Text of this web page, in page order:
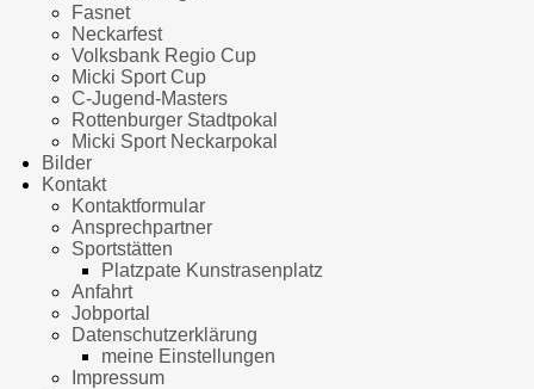
Fasnet
Neckarfest
Volksbank Regio Cup
Micki Sport Cup
C-Jugend-Masters
Rottenburger Stadtpokal
Micki Sport Neckarpokal
Bilder
Kontakt
Kontaktformular
Ansprechpartner
Sportstätten
Platzpate Kunstrasenplatz
Anfahrt
Jobportal
Datenschutzerklärung
meine Einstellungen
Impressum